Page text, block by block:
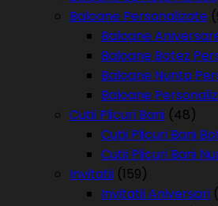
Baloane Personalizate
Baloane
Baloane Botez
Baloane Nunta
Baloane
Cutii Plicuri Bani (48)
Cutii Plicuri Bani
Cutii Plicuri Bani
Invitatii (159)
Invitatii Aniversari